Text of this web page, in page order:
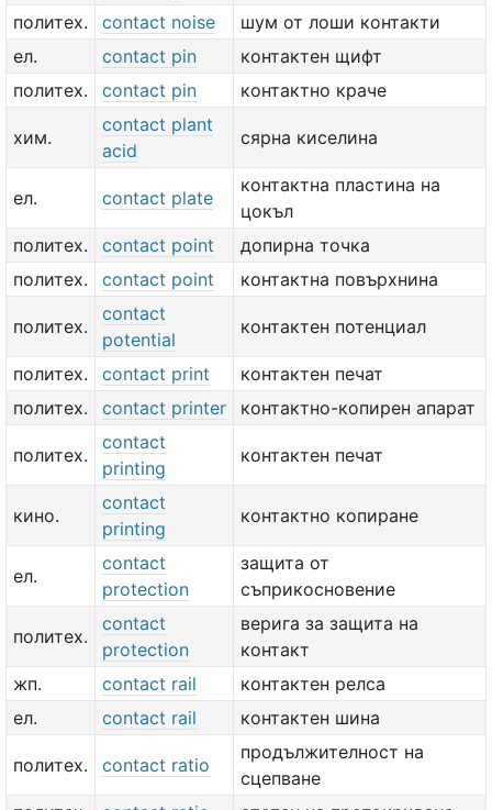
политех. contact noise
шум от лоши контакти
ел.
contact pin
контактен щифт
политех.
contact pin контактно краче
хим.
contact plant
acid
сярна киселина
ел. contact plate
контактна пластина на
цокъл
политех.
contact point
допирна точка
политех.
contact point контактна повърхнина
политех.
contact
potential
контактен потенциал
политех. contact print
контактен печат
политех.
contact printer контактно-копирен апарат
политех.
contact
printing
контактен печат
кино.
contact
printing
контактно копиране
ел.
contact
protection
защита от
съприкосновение
политех.
contact
protection
верига за защита на
контакт
жп.
contact rail
контактен релса
ел.
contact rail контактен шина
политех. contact ratio
продължителност на
сцепване